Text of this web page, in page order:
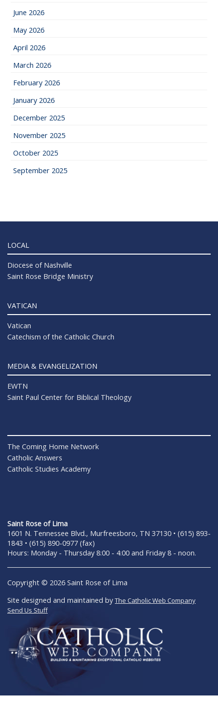
June 2026
May 2026
April 2026
March 2026
February 2026
January 2026
December 2025
November 2025
October 2025
September 2025
LOCAL
Diocese of Nashville
Saint Rose Bridge Ministry
VATICAN
Vatican
Catechism of the Catholic Church
MEDIA & EVANGELIZATION
EWTN
Saint Paul Center for Biblical Theology
The Coming Home Network
Catholic Answers
Catholic Studies Academy
Saint Rose of Lima
1601 N. Tennessee Blvd., Murfreesboro, TN 37130 • (615) 893-
1843 • (615) 890-0977 (fax)
Hours: Monday - Thursday 8:00 - 4:00 and Friday 8 - noon.
Copyright © 2026 Saint Rose of Lima
Site designed and maintained byThe Catholic Web Company
Send Us Stuff